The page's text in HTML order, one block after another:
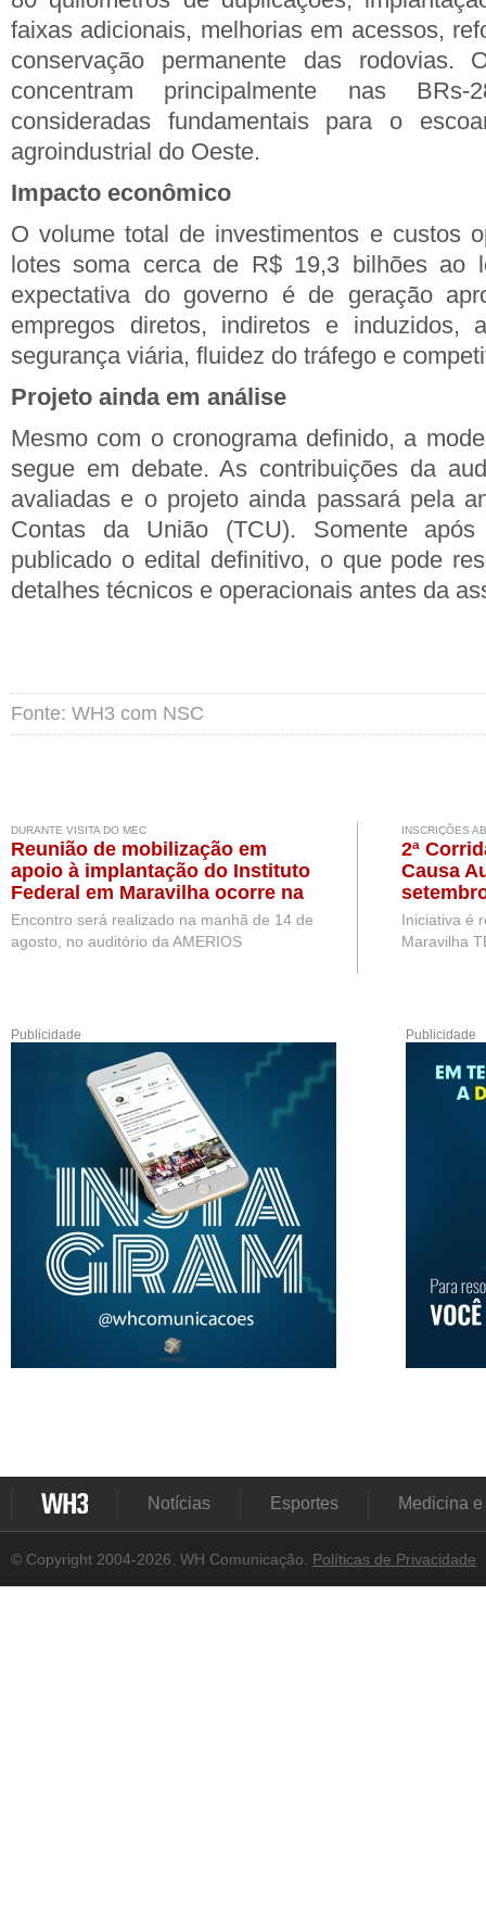
faixas adicionais, melhorias em acessos,
conservação permanente das rodovias.
concentram principalmente nas
consideradas fundamentais para o
agroindustrial do Oeste.
Impacto econômico
O volume total de investimentos e custos
lotes soma cerca de R$ 19,3 bilhões ao
expectativa do governo é de geração
empregos diretos, indiretos e induzidos,
segurança viária, fluidez do tráfego e
Projeto ainda em análise
Mesmo com o cronograma definido, a
segue em debate. As contribuições da
avaliadas e o projeto ainda passará pela
Contas da União (TCU). Somente
publicado o edital definitivo, o que pode
detalhes técnicos e operacionais antes da
Fonte: WH3 com NSC
DURANTE VISITA DO MEC
Reunião de mobilização em
apoio à implantação do Instituto
Federal em Maravilha ocorre na
próxima semana, durante visita
de representantes do MEC
Encontro será realizado na manhã de 14 de
agosto, no auditório da AMERIOS
INSCRIÇÕES
2ª
Causa
Iniciativa é
Maravilha
Publicidade Publicidade
Notícias Esportes Medicina
© Copyright 2004-2026. WH Comunicação. Políticas de Privacidade